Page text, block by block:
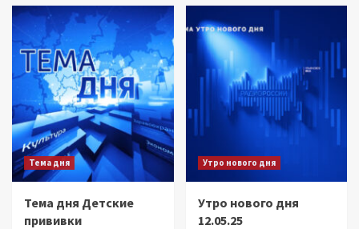
Тема дня
Тема дня Детские
прививки
Утро нового дня
Утро нового дня
12.05.25